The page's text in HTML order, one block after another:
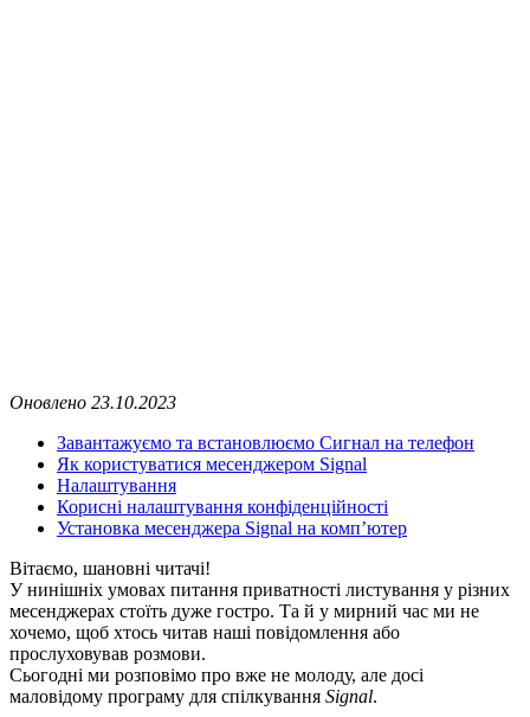
Оновлено 23.10.2023
Завантажуємо та встановлюємо Сигнал на телефон
Як користуватися месенджером Signal
Налаштування
Корисні налаштування конфіденційності
Установка месенджера Signal на комп’ютер
Вітаємо, шановні читачі!
У нинішніх умовах питання приватності листування у різних
месенджерах стоїть дуже гостро. Та й у мирний час ми не
хочемо, щоб хтось читав наші повідомлення або
прослуховував розмови.
Сьогодні ми розповімо про вже не молоду, але досі
маловідому програму для спілкування Signal.